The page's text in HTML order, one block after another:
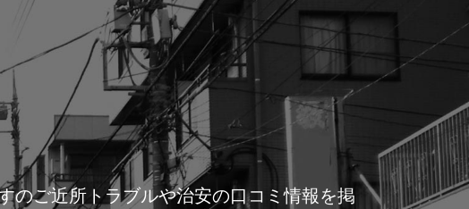
のご近所トラブルや治安の口コミ情報を掲